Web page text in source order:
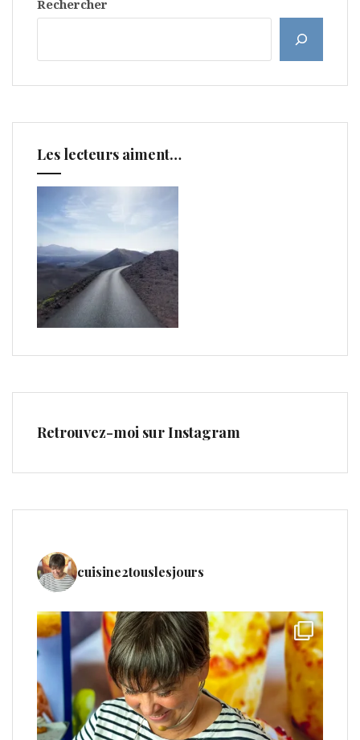
Rechercher
Les lecteurs aiment…
Retrouvez-moi sur Instagram
cuisine2touslesjours